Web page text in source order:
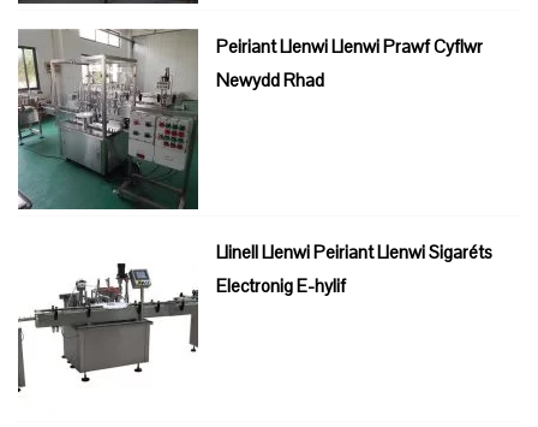
Peiriant Llenwi Llenwi Prawf Cyflwr
Newydd Rhad
Llinell Llenwi Peiriant Llenwi Sigaréts
Electronig E-hylif